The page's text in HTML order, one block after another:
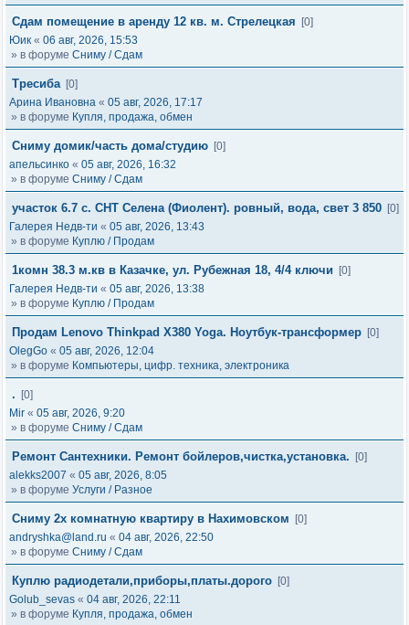
Сдам помещение в аренду 12 кв. м. Стрелецкая
[0]
Юик « 06 авг, 2026, 15:53
» в форуме Сниму / Сдам
Тресиба [0]
Арина Ивановна « 05 авг, 2026, 17:17
» в форуме Купля, продажа, обмен
Сниму домик/часть дома/студию [0]
апельсинко « 05 авг, 2026, 16:32
» в форуме Сниму / Сдам
участок 6.7 с. СНТ Селена (Фиолент). ровный, вода, свет 3 850 [0]
Галерея Недв-ти « 05 авг, 2026, 13:43
» в форуме Куплю / Продам
1комн 38.3 м.кв в Казачке, ул. Рубежная 18, 4/4 ключи
[0]
Галерея Недв-ти « 05 авг, 2026, 13:38
» в форуме Куплю / Продам
Продам Lenovo Thinkpad X380 Yoga. Ноутбук-трансформер [0]
OlegGo « 05 авг, 2026, 12:04
» в форуме Компьютеры, цифр. техника, электроника
.
[0]
Mir « 05 авг, 2026, 9:20
» в форуме Сниму / Сдам
Ремонт Сантехники. Ремонт бойлеров,чистка,установка.
[0]
alekks2007 « 05 авг, 2026, 8:05
» в форуме Услуги / Разное
Сниму 2х комнатную квартиру в Нахимовском
[0]
andryshka@land.ru « 04 авг, 2026, 22:50
» в форуме Сниму / Сдам
Куплю радиодетали,приборы,платы.дорого [0]
Golub_sevas « 04 авг, 2026, 22:11
» в форуме Купля, продажа, обмен